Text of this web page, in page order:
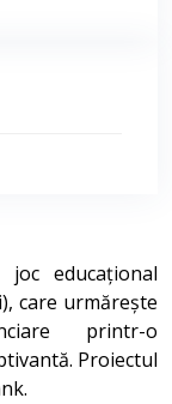
educațional
care urmărește
printr-o
Proiectul